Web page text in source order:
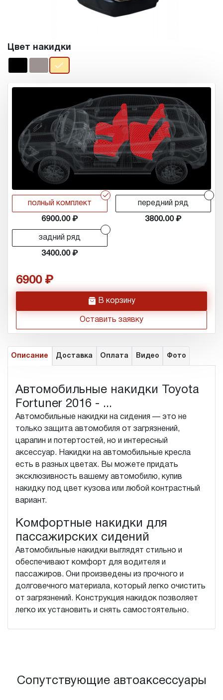
Цвет накидки
r
полный комплект
6900.00
передний ряд
3800.00
задний ряд
3400.00
6900
h В корзину
Оставить заявку
Описание Доставка Оплата Видео Фото
Автомобильные накидки Toyota
Fortuner 2016 - ...
Автомобильные накидки на сидения — это не
только защита автомобиля от загрязнений,
царапин и потертостей, но и интересный
аксессуар. Накидки на автомобильные кресла
есть в разных цветах. Вы можете придать
эксклюзивность вашему автомобилю, купив
накидку под цвет кузова или любой контрастный
вариант.
Комфортные накидки для
пассажирских сидений
Автомобильные накидки выглядят стильно и
обеспечивают комфорт для водителя и
пассажиров. Они произведены из прочного и
долговечного материала, который легко очистить
от загрязнений. Конструкция накидок позволяет
легко их установить и снять самостоятельно.
Сопутствующие автоаксессуары